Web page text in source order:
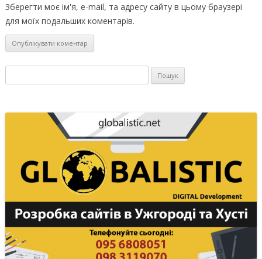
Зберегти моє ім'я, e-mail, та адресу сайту в цьому браузері
для моїх подальших коментарів.